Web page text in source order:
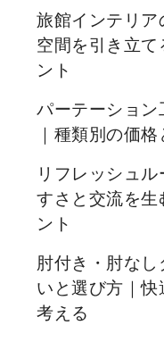
旅館インテリ
空間を引き立て
ント
パーテーション
｜種類別の価
リフレッシュ
すさと交流を生
ント
肘付き・肘な
いと選び方｜
考える